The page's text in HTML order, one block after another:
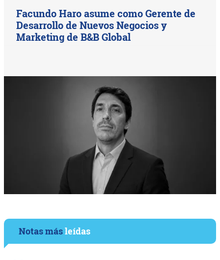
Facundo Haro asume como Gerente de
Desarrollo de Nuevos Negocios y
Marketing de B&B Global
Notas másleídas